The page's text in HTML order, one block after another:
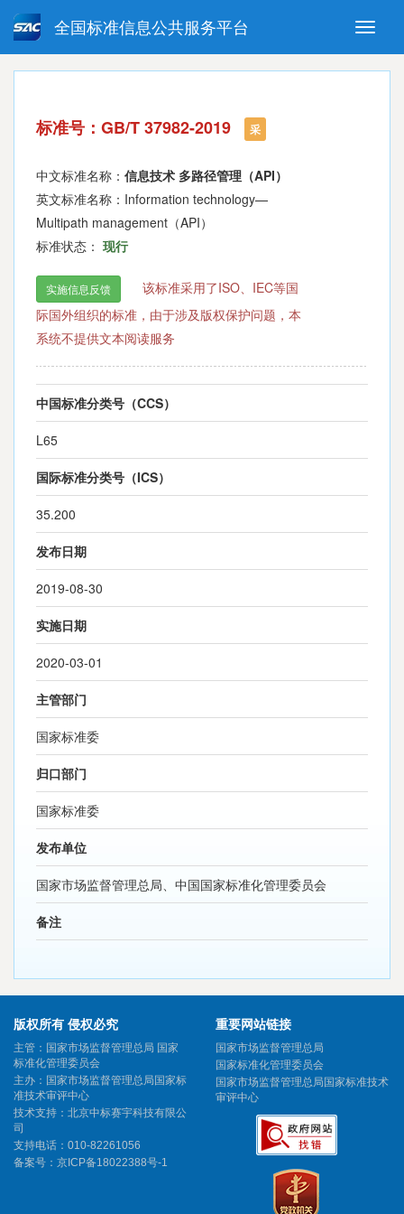
Toggle
全国标准信息公共服务平台
强制性国家标准 推荐性国家标准
指导性技术文件 (National standards in foreign
language version)
标准号：GB/T 37982-2019 采
中文标准名称： 信息技术 多路径管理（API）
英文标准名称：Information technology—
Multipath management（API）
标准状态： 现行
实施信息反馈
该标准采用了ISO、IEC等国
际国外组织的标准，由于涉及版权保护问题，本
系统不提供文本阅读服务
中国标准分类号（CCS）
L65
国际标准分类号（ICS）
35.200
发布日期
2019-08-30
实施日期
2020-03-01
主管部门
国家标准委
归口部门
国家标准委
发布单位
国家市场监督管理总局、中国国家标准化管理委员会
备注
版权所有 侵权必究
主管：国家市场监督管理总局 国家
标准化管理委员会
主办：国家市场监督管理总局国家标
准技术审评中心
技术支持：北京中标赛宇科技有限公
司
支持电话：010-82261056
备案号： 京ICP备18022388号-1
重要网站链接
国家市场监督管理总局
国家标准化管理委员会
国家市场监督管理总局国家标准技术
审评中心